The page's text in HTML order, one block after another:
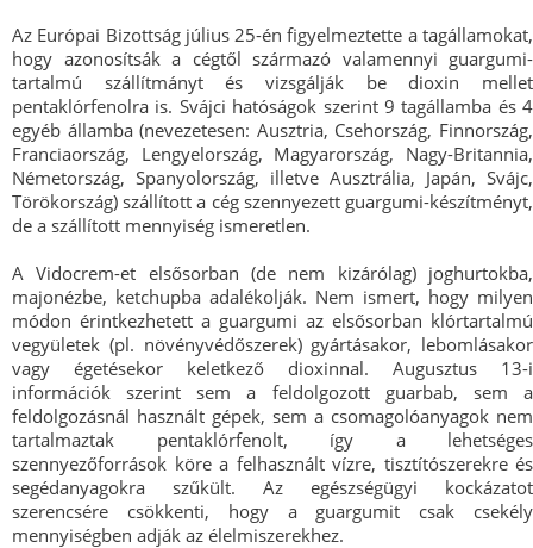
Az Európai Bizottság július 25-én figyelmeztette a tagállamokat,
hogy azonosítsák a cégtől származó valamennyi guargumi-
tartalmú szállítmányt és vizsgálják be dioxin mellet
pentaklórfenolra is. Svájci hatóságok szerint 9 tagállamba és 4
egyéb államba (nevezetesen: Ausztria, Csehország, Finnország,
Franciaország, Lengyelország, Magyarország, Nagy-Britannia,
Németország, Spanyolország, illetve Ausztrália, Japán, Svájc,
Törökország) szállított a cég szennyezett guargumi-készítményt,
de a szállított mennyiség ismeretlen.
A Vidocrem-et elsősorban (de nem kizárólag) joghurtokba,
majonézbe, ketchupba adalékolják. Nem ismert, hogy milyen
módon érintkezhetett a guargumi az elsősorban klórtartalmú
vegyületek (pl. növényvédőszerek) gyártásakor, lebomlásakor
vagy égetésekor keletkező dioxinnal. Augusztus 13-i
információk szerint sem a feldolgozott guarbab, sem a
feldolgozásnál használt gépek, sem a csomagolóanyagok nem
tartalmaztak pentaklórfenolt, így a lehetséges
szennyezőforrások köre a felhasznált vízre, tisztítószerekre és
segédanyagokra szűkült. Az egészségügyi kockázatot
szerencsére csökkenti, hogy a guargumit csak csekély
mennyiségben adják az élelmiszerekhez.